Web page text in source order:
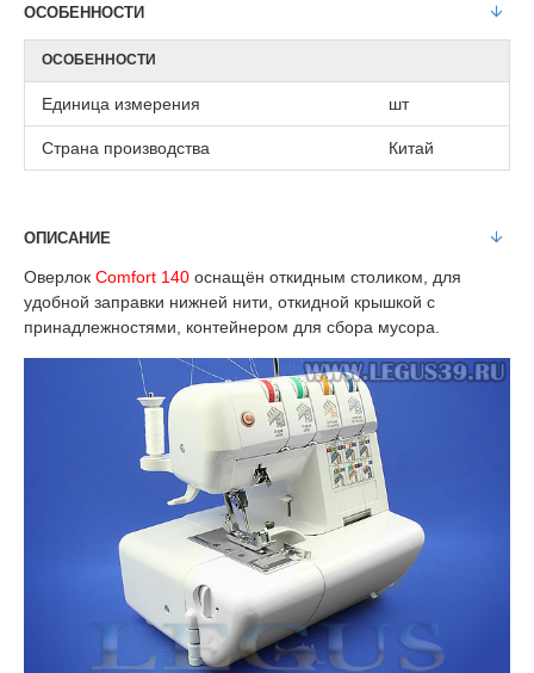
ОСОБЕННОСТИ
ОСОБЕННОСТИ
Единица измерения шт
Страна производства Китай
ОПИСАНИЕ
Оверлок Comfort 140 оснащён откидным столиком, для
удобной заправки нижней нити, откидной крышкой с
принадлежностями, контейнером для сбора мусора.